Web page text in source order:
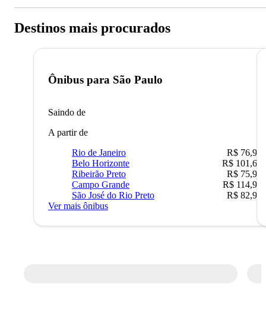
Destinos mais procurados
Ônibus para São Paulo
Saindo de
A partir de
Rio de Janeiro
R$ 76,90
Belo Horizonte
R$ 101,67
Ribeirão Preto
R$ 75,90
Campo Grande
R$ 114,90
São José do Rio Preto
R$ 82,90
Ver mais ônibus